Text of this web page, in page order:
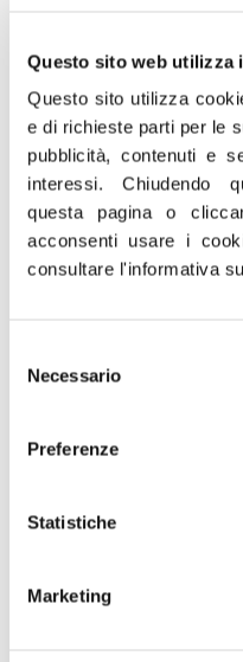
Questo sito web utilizza
Questo sito utilizza
e di richieste parti per le
pubblicità, contenuti e
interessi.Chiudendo
questa pagina o
acconsenti usare i
consultare l'informativa
delNecessario
Preferenze
Statistiche
Marketing
È quanto scrive
sitowww.fratelli-
An, Giorgia Meloni.
«Fratelli d’Italia-
ufficialmente
rimasta nel
renzismo di Forza
Lega, che al
insieme alla
oggi presente in
è infatuata di
stelle non fa altro
al premier –
siamo pronti.